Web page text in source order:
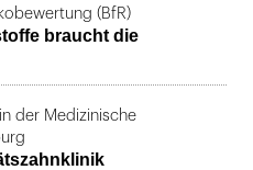
(BfR)
braucht die
der Medizinische